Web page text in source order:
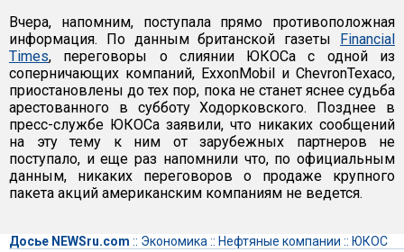
Вчера, напомним, поступала прямо противоположная
информация. По данным британской газеты Financial
Times, переговоры о слиянии ЮКОСа с одной из
соперничающих компаний, ExxonMobil и ChevronTexaco,
приостановлены до тех пор, пока не станет яснее судьба
арестованного в субботу Ходорковского. Позднее в
пресс-службе ЮКОСа заявили, что никаких сообщений
на эту тему к ним от зарубежных партнеров не
поступало, и еще раз напомнили что, по официальным
данным, никаких переговоров о продаже крупного
пакета акций американским компаниям не ведется.
Досье NEWSru.com :: Экономика :: Нефтяные компании :: ЮКОС